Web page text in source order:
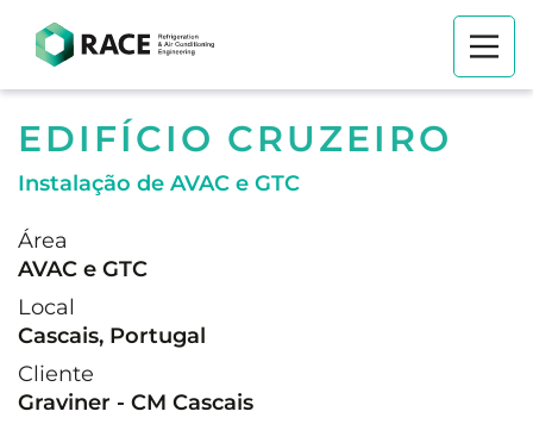
EDIFÍCIO CRUZEIRO
Instalação de AVAC e GTC
Área
AVAC e GTC
Local
Cascais, Portugal
Cliente
Graviner - CM Cascais